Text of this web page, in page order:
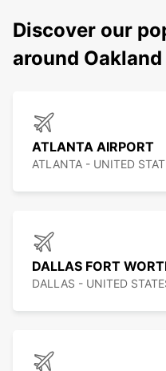
Discover our
around Oakland
ATLANTA AIRPORT
ATLANTA - UNITED
DALLAS FORT
DALLAS - UNITED